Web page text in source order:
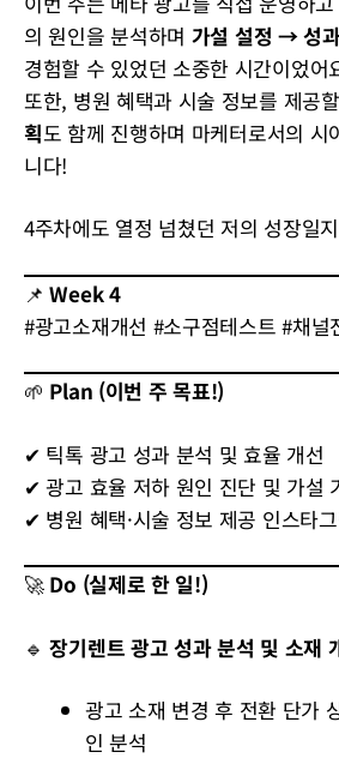
의 원인을 분석하며 가설 설정 → 성
경험할 수 있었던 소중한 시간이었어
또한, 병원 혜택과 시술 정보를 제공할
획도 함께 진행하며 마케터로서의 시
니다!
4주차에도 열정 넘쳤던 저의 성장일
📌Week 4
#광고소재개선 #소구점테스트 #채널
🌱 Plan (이번 주 목표!)
✔ 틱톡 광고 성과 분석 및 효율 개선
✔ 광고 효율 저하 원인 진단 및 가설
✔ 병원 혜택·시술 정보 제공 인스타
🚀 Do (실제로 한 일!)
🔹장기렌트 광고 성과 분석 및 소재
광고 소재 변경 후 전환 단가
인 분석